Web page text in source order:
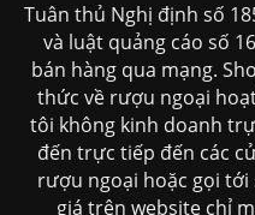
Tuân thủ Nghị định số
và luật quảng cáo số
bán hàng qua mạng.
thức về rượu ngoại
tôi không kinh doanh
đến trực tiếp đến các
rượu ngoại hoặc gọi
giá trên website chỉ